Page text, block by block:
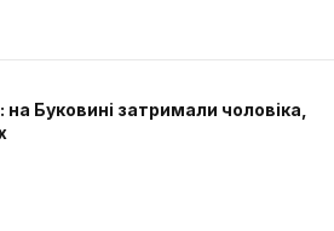
на Буковині затримали чоловіка,